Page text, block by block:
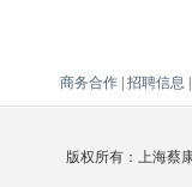
商务合作 招聘信息
版权所有：上海蔡